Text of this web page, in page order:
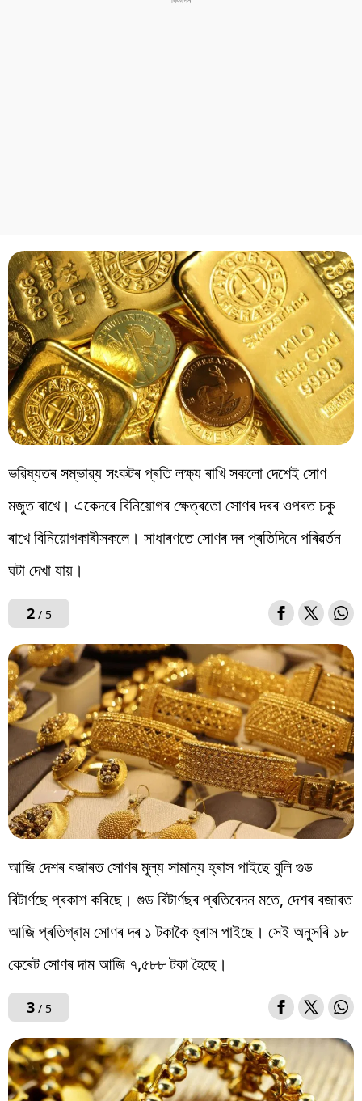
ভৱিষ্যতৰ সম্ভাৱ্য সংকটৰ প্ৰতি লক্ষ্য ৰাখি সকলো দেশেই সোণ
মজুত ৰাখে। একেদৰে বিনিয়োগৰ ক্ষেত্ৰতো সোণৰ দৰৰ ওপৰত চকু
ৰাখে বিনিয়োগকাৰীসকলে। সাধাৰণতে সোণৰ দৰ প্ৰতিদিনে পৰিৱৰ্তন
ঘটা দেখা যায়।
2/ 5
আজি দেশৰ বজাৰত সোণৰ মূল্য সামান্য হ্ৰাস পাইছে বুলি গুড
ৰিটাৰ্ণছে প্ৰকাশ কৰিছে। গুড ৰিটাৰ্ণছৰ প্ৰতিবেদন মতে, দেশৰ বজাৰত
আজি প্ৰতিগ্ৰাম সোণৰ দৰ ১ টকাকৈ হ্ৰাস পাইছে। সেই অনুসৰি ১৮
কেৰেট সোণৰ দাম আজি ৭,৫৮৮ টকা হৈছে।
3/ 5